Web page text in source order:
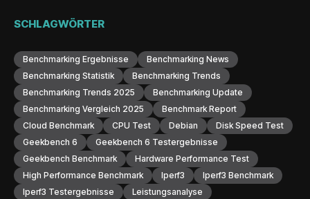
SCHLAGWÖRTER
Benchmarking Ergebnisse
Benchmarking News
Benchmarking Statistik
Benchmarking Trends
Benchmarking Trends 2025
Benchmarking Update
Benchmarking Vergleich 2025
Benchmark Report
Cloud Benchmark
CPU Test Debian
Disk Speed Test
Geekbench 6
Geekbench 6 Testergebnisse
Geekbench Benchmark
Hardware Performance Test
High Performance Benchmark
Iperf3
Iperf3 Benchmark
Iperf3 Testergebnisse
Leistungsanalyse